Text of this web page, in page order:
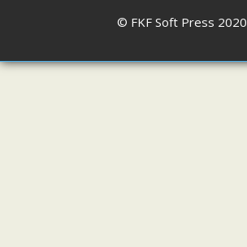
© FKF Soft Press 2020